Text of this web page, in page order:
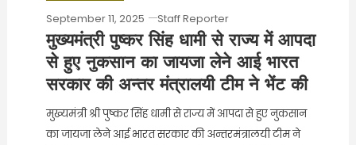
September 11, 2025 Staff Reporter
मुख्यमंत्री पुष्कर सिंह धामी से राज्य में आपदा
से हुए नुकसान का जायजा लेने आई भारत
सरकार की अन्तर मंत्रालयी टीम ने भेंट की
मुख्यमंत्री श्री पुष्कर सिंह धामी से राज्य में आपदा से हुए नुकसान
का जायजा लेने आई भारत सरकार की अन्तरमंत्रालयी टीम ने